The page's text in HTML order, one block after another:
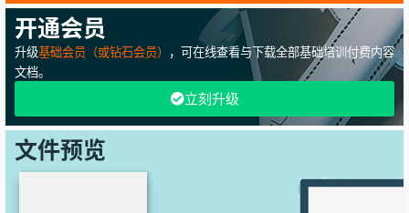
开通会员
升级基础会员（或钻石会员）
，可在线查看与下载全部基础培训付费内容
文档。
立刻升级
文件预览